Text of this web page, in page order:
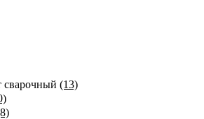
сварочный (13)